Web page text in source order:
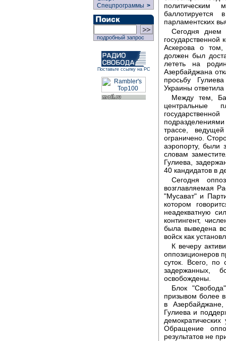
Спецпрограммы >
подробный запрос
Поставьте ссылку на РС
парламентских
Сегодня днем
государственной
Аскерова о том,
должен был
лететь на
Азербайджана
просьбу
Украины ответила
Между тем,
центральные
трассе,
ограничено.
аэропорту, были
словам
Гулиева,
40 кандидатов в
Сегодня
возглавляемая
"Мусават" и
котором
неадекватную
контингент,
была выведена
войск как
К вечеру
оппозиционеров
суток. Всего, по
задержанных,
освобождены.
Блок
призывом более
в
Гулиева и
Обращение
результатов не